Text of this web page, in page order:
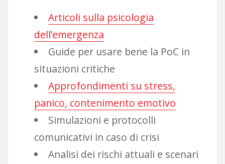
Articoli sulla psicologia
dell’emergenza
Guide per usare bene la PoC in
situazioni critiche
Approfondimenti su stress,
panico, contenimento emotivo
Simulazioni e protocolli
comunicativi in caso di crisi
Analisi dei rischi attuali e scenari